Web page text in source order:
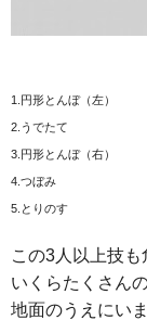
1.円形とんぼ（左）
2.うでたて
3.円形とんぼ（右）
4.つぼみ
5.とりのす
この3人以上技も
いくらたくさん
地面のうえにいま